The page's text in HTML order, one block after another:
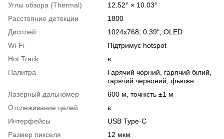
Углы обзора (Thermal)
12.52° × 10.03°
Расстояние детекции
1800
Дисплей
1024x768, 0.39", OLED
Wi-Fi
Підтримує hotspot
Hot Track
є
Палитра
Гарячий чорний, гарячий білий,
гарячий червоний, фьюжн
Лазерный дальномер
600 м, точність ±1 м
Отслеживание целей
є
Интерфейсы
USB Type-C
Размер пикселя
12 мкм